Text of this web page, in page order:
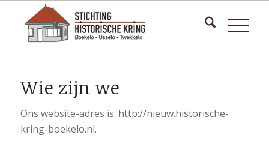
Wie zijn we
Ons website-adres is: http://nieuw.historische-
kring-boekelo.nl.